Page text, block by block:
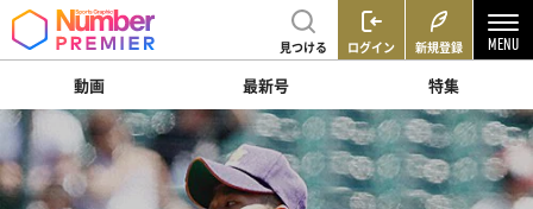
見つける ログイン 新規登録
動画 最新号 特集